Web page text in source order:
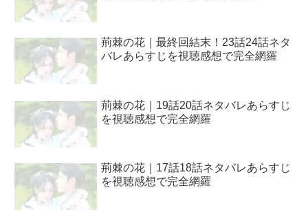
荊棘の花｜最終回結末！23話24話ネタ
バレあらすじを視聴感想で完全網羅
荊棘の花｜19話20話ネタバレあらすじ
を視聴感想で完全網羅
荊棘の花｜17話18話ネタバレあらすじ
を視聴感想で完全網羅